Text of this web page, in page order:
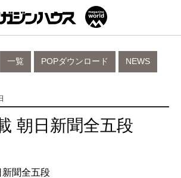
NEWS
POPダウンロード
一覧
朝日新聞全五段
聞全五段